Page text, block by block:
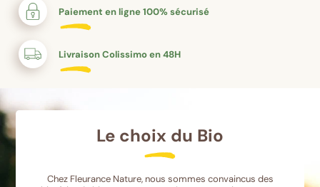
Paiement en ligne 100% sécurisé
Livraison Colissimo en 48H
Le choix du Bio
Chez Fleurance Nature, nous sommes convaincus des